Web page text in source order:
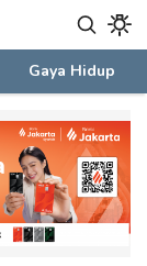
Gaya Hidup